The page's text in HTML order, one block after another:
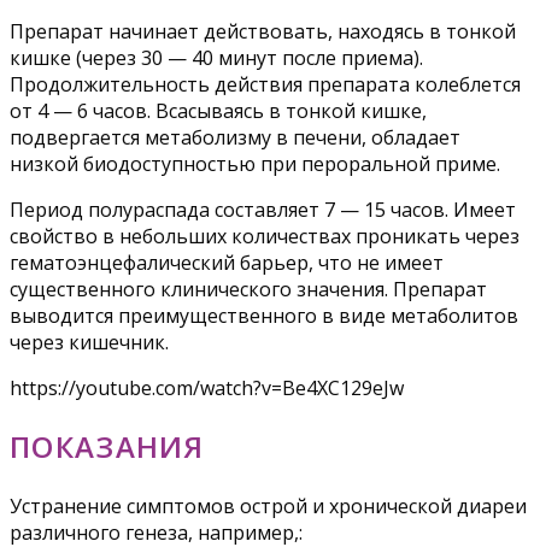
Препарат начинает действовать, находясь в тонкой
кишке (через 30 — 40 минут после приема).
Продолжительность действия препарата колеблется
от 4 — 6 часов. Всасываясь в тонкой кишке,
подвергается метаболизму в печени, обладает
низкой биодоступностью при пероральной приме.
Период полураспада составляет 7 — 15 часов. Имеет
свойство в небольших количествах проникать через
гематоэнцефалический барьер, что не имеет
существенного клинического значения. Препарат
выводится преимущественного в виде метаболитов
через кишечник.
https://youtube.com/watch?v=Be4XC129eJw
ПОКАЗАНИЯ
Устранение симптомов острой и хронической диареи
различного генеза, например,: